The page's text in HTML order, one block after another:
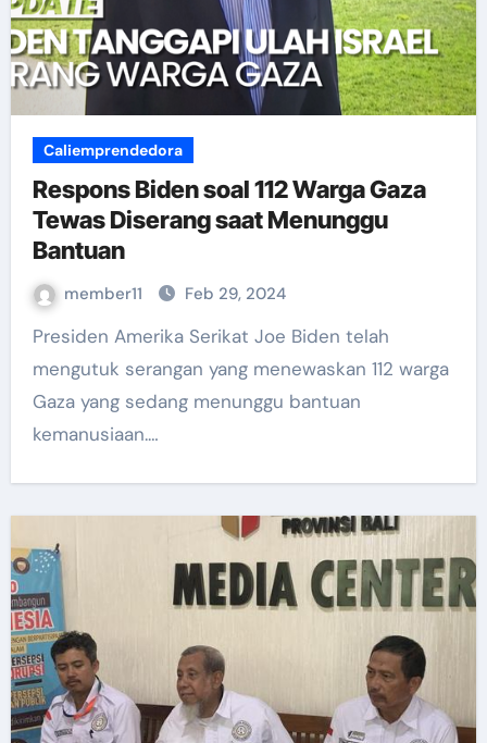
Caliemprendedora
Respons Biden soal 112 Warga Gaza
Tewas Diserang saat Menunggu
Bantuan
member11 Feb 29, 2024
Presiden Amerika Serikat Joe Biden telah
mengutuk serangan yang menewaskan 112 warga
Gaza yang sedang menunggu bantuan
kemanusiaan.…